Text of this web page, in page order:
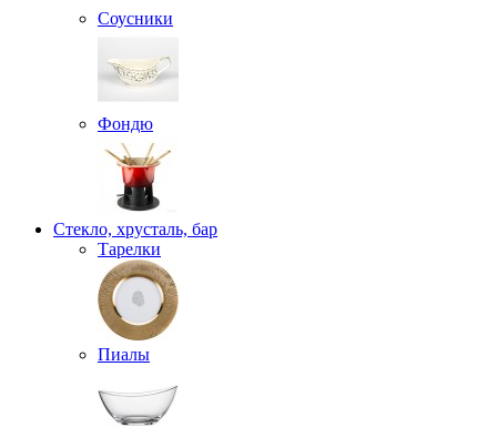
Соусники
Фондю
Стекло, хрусталь, бар
Тарелки
Пиалы